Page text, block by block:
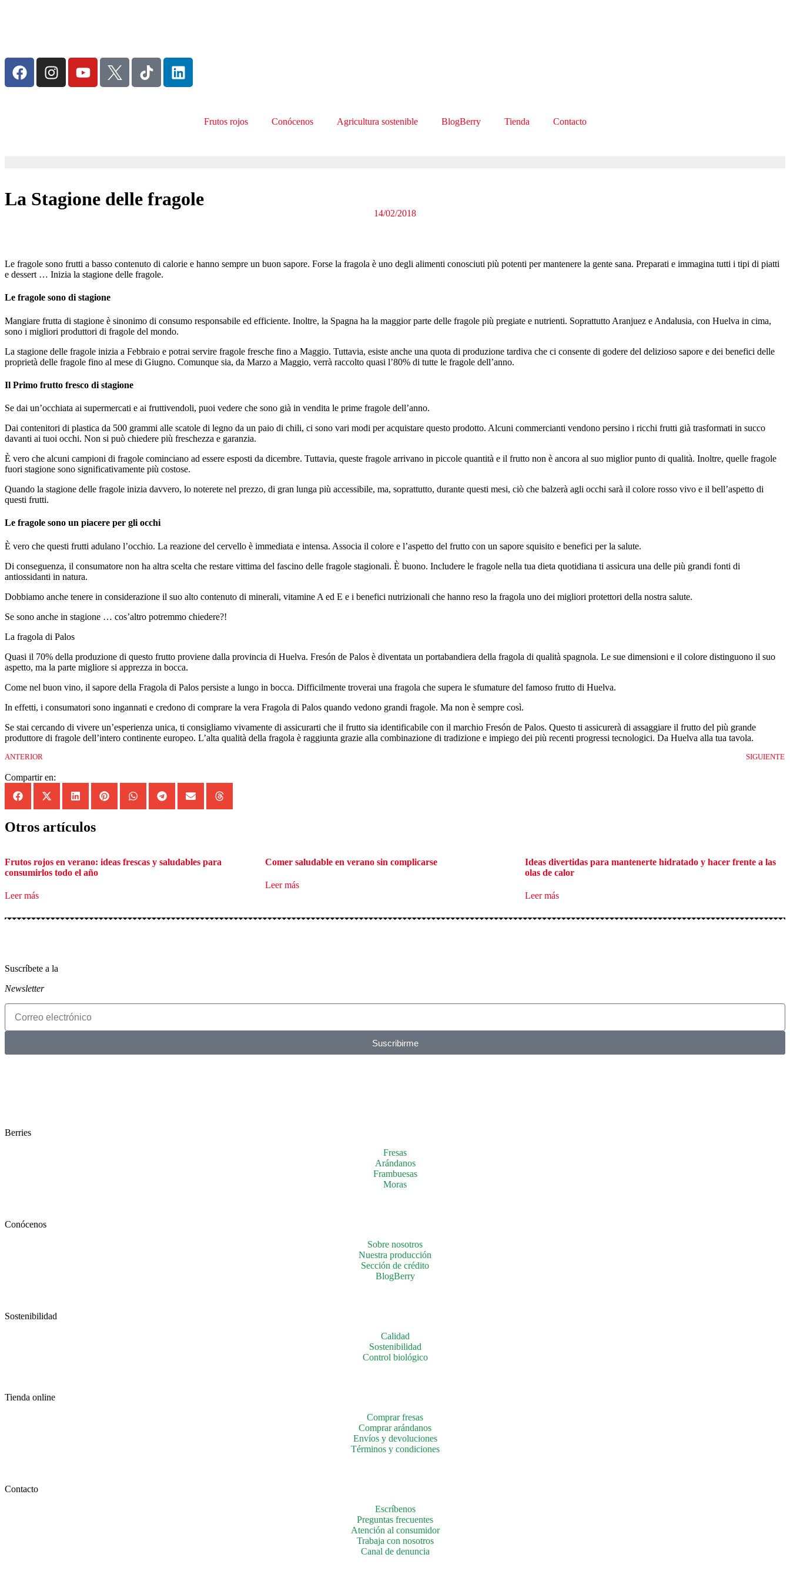
Frutos rojos Conócenos Agricultura sostenible BlogBerry Tienda Contacto
La Stagione delle fragole
14/02/2018
Le fragole sono frutti a basso contenuto di calorie e hanno sempre un buon sapore. Forse la fragola è uno degli alimenti conosciuti più potenti per mantenere la gente sana. Preparati e immagina tutti i tipi di piatti
e dessert … Inizia la stagione delle fragole.
Le fragole sono di stagione
Mangiare frutta di stagione è sinonimo di consumo responsabile ed efficiente. Inoltre, la Spagna ha la maggior parte delle fragole più pregiate e nutrienti. Soprattutto Aranjuez e Andalusia, con Huelva in cima,
sono i migliori produttori di fragole del mondo.
La stagione delle fragole inizia a Febbraio e potrai servire fragole fresche fino a Maggio. Tuttavia, esiste anche una quota di produzione tardiva che ci consente di godere del delizioso sapore e dei benefici delle
proprietà delle fragole fino al mese di Giugno. Comunque sia, da Marzo a Maggio, verrà raccolto quasi l’80% di tutte le fragole dell’anno.
Il Primo frutto fresco di stagione
Se dai un’occhiata ai supermercati e ai fruttivendoli, puoi vedere che sono già in vendita le prime fragole dell’anno.
Dai contenitori di plastica da 500 grammi alle scatole di legno da un paio di chili, ci sono vari modi per acquistare questo prodotto. Alcuni commercianti vendono persino i ricchi frutti già trasformati in succo
davanti ai tuoi occhi. Non si può chiedere più freschezza e garanzia.
È vero che alcuni campioni di fragole cominciano ad essere esposti da dicembre. Tuttavia, queste fragole arrivano in piccole quantità e il frutto non è ancora al suo miglior punto di qualità. Inoltre, quelle fragole
fuori stagione sono significativamente più costose.
Quando la stagione delle fragole inizia davvero, lo noterete nel prezzo, di gran lunga più accessibile, ma, soprattutto, durante questi mesi, ciò che balzerà agli occhi sarà il colore rosso vivo e il bell’aspetto di
questi frutti.
Le fragole sono un piacere per gli occhi
È vero che questi frutti adulano l’occhio. La reazione del cervello è immediata e intensa. Associa il colore e l’aspetto del frutto con un sapore squisito e benefici per la salute.
Di conseguenza, il consumatore non ha altra scelta che restare vittima del fascino delle fragole stagionali. È buono. Includere le fragole nella tua dieta quotidiana ti assicura una delle più grandi fonti di
antiossidanti in natura.
Dobbiamo anche tenere in considerazione il suo alto contenuto di minerali, vitamine A ed E e i benefici nutrizionali che hanno reso la fragola uno dei migliori protettori della nostra salute.
Se sono anche in stagione … cos’altro potremmo chiedere?!
La fragola di Palos
Quasi il 70% della produzione di questo frutto proviene dalla provincia di Huelva. Fresón de Palos è diventata un portabandiera della fragola di qualità spagnola. Le sue dimensioni e il colore distinguono il suo
aspetto, ma la parte migliore si apprezza in bocca.
Come nel buon vino, il sapore della Fragola di Palos persiste a lungo in bocca. Difficilmente troverai una fragola che supera le sfumature del famoso frutto di Huelva.
In effetti, i consumatori sono ingannati e credono di comprare la vera Fragola di Palos quando vedono grandi fragole. Ma non è sempre così.
Se stai cercando di vivere un’esperienza unica, ti consigliamo vivamente di assicurarti che il frutto sia identificabile con il marchio Fresón de Palos. Questo ti assicurerà di assaggiare il frutto del più grande
produttore di fragole dell’intero continente europeo. L’alta qualità della fragola è raggiunta grazie alla combinazione di tradizione e impiego dei più recenti progressi tecnologici. Da Huelva alla tua tavola.
ANTERIOR SIGUIENTE
Compartir en:
Otros artículos
Frutos rojos en verano: ideas frescas y saludables para
consumirlos todo el año
Leer más
Comer saludable en verano sin complicarse
Leer más
Ideas divertidas para mantenerte hidratado y hacer frente a las
olas de calor
Leer más
Suscríbete a la
Newsletter
Suscribirme
Berries
Fresas
Arándanos
Frambuesas
Moras
Conócenos
Sobre nosotros
Nuestra producción
Sección de crédito
BlogBerry
Sostenibilidad
Calidad
Sostenibilidad
Control biológico
Tienda online
Comprar fresas
Comprar arándanos
Envíos y devoluciones
Términos y condiciones
Contacto
Escríbenos
Preguntas frecuentes
Atención al consumidor
Trabaja con nosotros
Canal de denuncia